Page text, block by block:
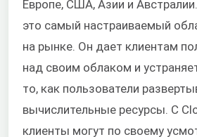
Европе, США, Азии и
это самый настраиваемый
на рынке. Он дает клиентам
над своим облаком и
то, как пользователи
вычислительные ресурсы. С
клиенты могут по своему